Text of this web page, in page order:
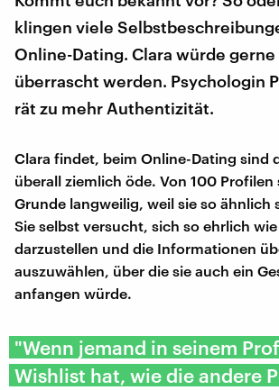
klingen viele
Online-Dating. Clara würde gerne
überrascht werden. Psychologin
rät zu mehr Authentizität.
Clara findet, beim Online-Dating sind
überall ziemlich öde. Von 100 Profilen
Grunde langweilig, weil sie so ähnlich
Sie selbst versucht, sich so ehrlich
darzustellen und die Informationen
auszuwählen, über die sie auch ein
anfangen würde.
"Wenn jemand in seinem
Wishlist hat, wie die andere